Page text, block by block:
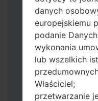
Naciśnij i
przycisk
Następnie
komputera,
telefon, a na
portu COM.
Podaj tylko
danych
europejskiemu
podanie
wykonania
lub wszelkich
Właściciel;
przetwarzanie